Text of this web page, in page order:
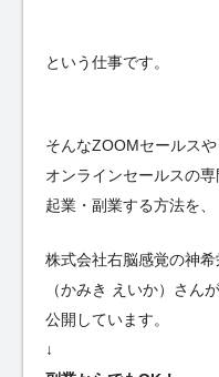
という仕事です。
そんなZOOMセールスや
オンラインセールスの専
起業・副業する方法を、
株式会社右脳感覚の神希
（かみき えいか）さん
公開しています。
↓